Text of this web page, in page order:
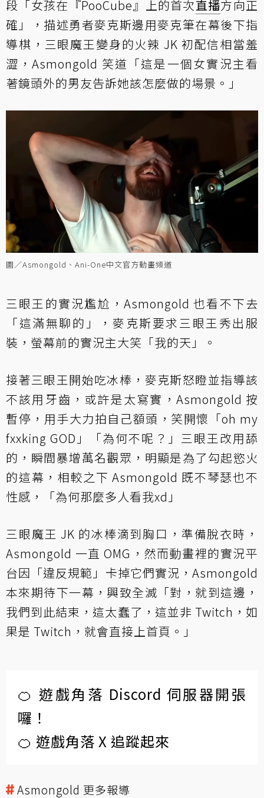
段「女孩在『PooCube』上的首次直播方向正
確」，描述勇者麥克斯邊用麥克筆在幕後下指
導棋，三眼魔王變身的火辣 JK 初配信相當羞
澀，Asmongold 笑道「這是一個女實況主看
著鏡頭外的男友告訴她該怎麼做的場景。」
圖／Asmongold、Ani-One中文官方動畫頻道
三眼王的實況尷尬，Asmongold 也看不下去
「這滿無聊的」，麥克斯要求三眼王秀出服
裝，螢幕前的實況主大笑「我的天」。
接著三眼王開始吃冰棒，麥克斯怒瞪並指導該
不該用牙齒，或許是太寫實，Asmongold 按
暫停，用手大力拍自己額頭，笑開懷「oh my
fxxking GOD」「為何不呢？」三眼王改用舔
的，瞬間暴增萬名觀眾，明顯是為了勾起慾火
的這幕，相較之下 Asmongold 既不琴瑟也不
性感，「為何那麼多人看我xd」
三眼魔王 JK 的冰棒滴到胸口，準備脫衣時，
Asmongold 一直 OMG，然而動畫裡的實況平
台因「違反規範」卡掉它們實況，Asmongold
本來期待下一幕，興致全滅「對，就到這邊，
我們到此結束，這太蠢了，這並非 Twitch，如
果是 Twitch，就會直接上首頁。」
🍊 遊戲角落 Discord 伺服器開張
囉！
🍊 遊戲角落 X 追蹤起來
Asmongold 更多報導